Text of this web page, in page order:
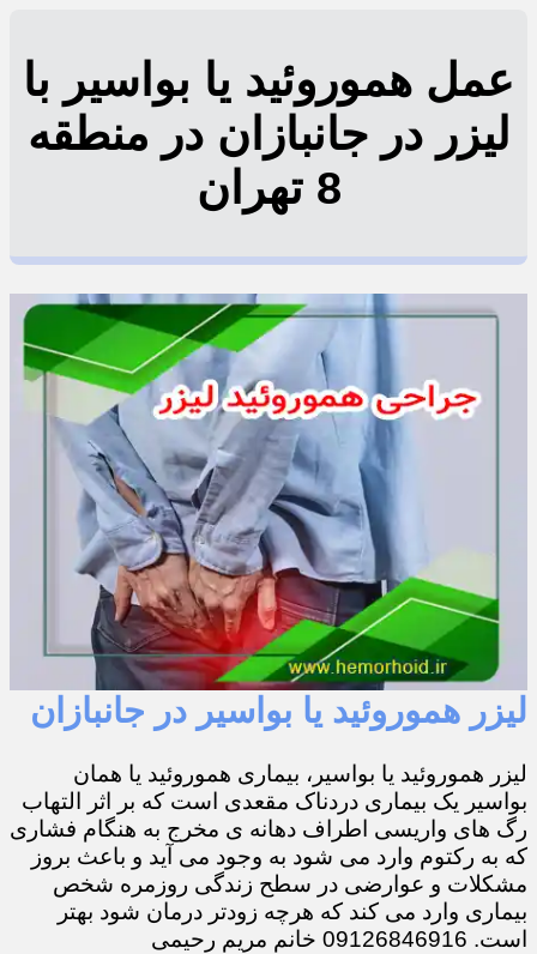
عمل هموروئید یا بواسیر با
لیزر در جانبازان در منطقه
8 تهران
لیزر هموروئید یا بواسیر در جانبازان
لیزر هموروئید یا بواسیر، بیماری هموروئید یا همان
بواسیر یک بیماری دردناک مقعدی است که بر اثر التهاب
رگ های واریسی اطراف دهانه ی مخرج به هنگام فشاری
که به رکتوم وارد می شود به وجود می آید و باعث بروز
مشکلات و عوارضی در سطح زندگی روزمره شخص
بیماری وارد می کند که هرچه زودتر درمان شود بهتر
است. 09126846916 خانم مریم رحیمی